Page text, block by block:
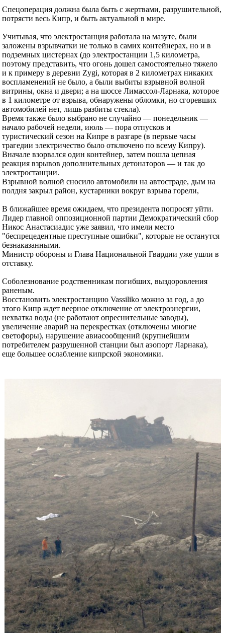
Спецоперация должна была быть с жертвами, разрушительной,
потрясти весь Кипр, и быть актуальной в мире.
Учитывая, что электростанция работала на мазуте, были
заложены взрывчатки не только в самих контейнерах, но и в
подземных цистернах (до электростанции 1,5 километра,
поэтому представить, что огонь дошел самостоятельно тяжело
и к примеру в деревни Zygi, которая в 2 километрах никаких
воспламенений не было, а были выбиты взрывной волной
витрины, окна и двери; а на шоссе Лимассол-Ларнака, которое
в 1 километре от взрыва, обнаружены обломки, но сгоревших
автомобилей нет, лишь разбиты стекла).
Время также было выбрано не случайно — понедельник —
начало рабочей недели, июль — пора отпусков и
туристический сезон на Кипре в разгаре (в первые часы
трагедии электричество было отключено по всему Кипру).
Вначале взорвался один контейнер, затем пошла цепная
реакция взрывов дополнительных детонаторов — и так до
электростанции.
Взрывной волной сносило автомобили на автостраде, дым на
полдня закрыл район, кустарники вокруг взрыва горели,
В ближайшее время ожидаем, что президента попросят уйти.
Лидер главной оппозиционной партии Демократический сбор
Никос Анастасиадис уже заявил, что имели место
"беспрецедентные преступные ошибки", которые не останутся
безнаказанными.
Министр обороны и Глава Национальной Гвардии уже ушли в
отставку.
Соболезнование родственникам погибших, выздоровления
раненым.
Восстановить электростанцию Vassiliko можно за год, а до
этого Кипр ждет веерное отключение от электроэнергии,
нехватка воды (не работают опреснительные заводы),
увеличение аварий на перекрестках (отключены многие
светофоры), нарушение авиасообщений (крупнейшим
потребителем разрушенной станции был аэопорт Ларнака),
еще большее ослабление кипрской экономики.